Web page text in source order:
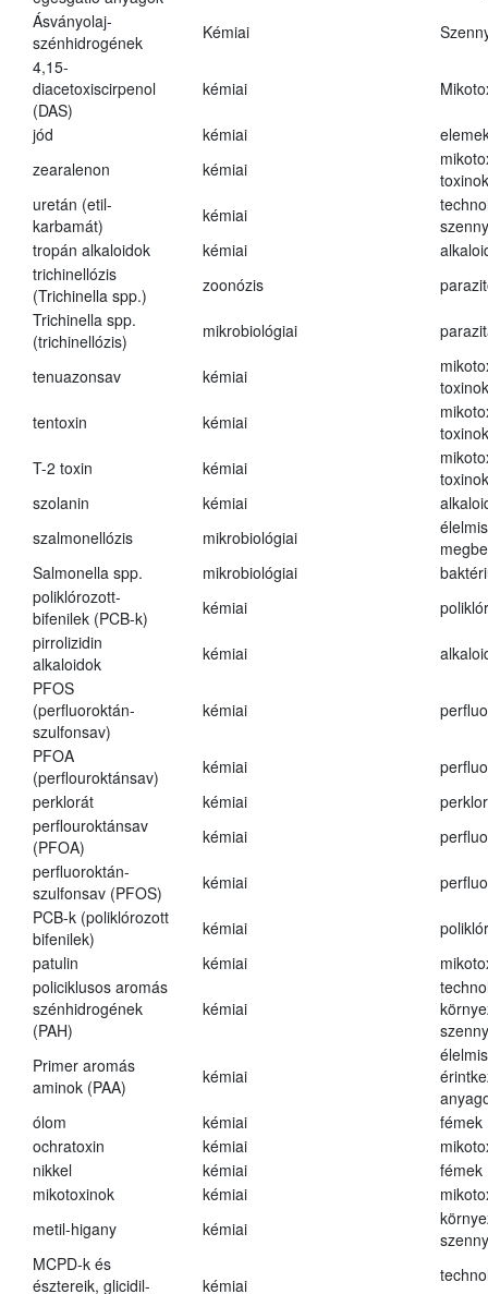
Ásványolaj-
szénhidrogének
Kémiai
4,15-
diacetoxiscirpenol
(DAS)
kémiai
jód kémiai
zearalenon
kémiai
toxinok
uretán (etil-
karbamát)
kémiai
tropán alkaloidok
kémiai
trichinellózis
(Trichinella spp.)
zoonózis
Trichinella spp.
(trichinellózis)
mikrobiológiai
tenuazonsav kémiai
toxinok
tentoxin
kémiai
toxinok
T-2 toxin
kémiai
toxinok
szolanin
kémiai
szalmonellózis
mikrobiológiai
Salmonella spp.
mikrobiológiai
poliklórozott-
bifenilek (PCB-k)
kémiai
pirrolizidin
alkaloidok
kémiai
PFOS
(perfluoroktán-
szulfonsav)
kémiai
PFOA
(perflouroktánsav)
kémiai
perklorát
kémiai
perflouroktánsav
(PFOA)
kémiai
perfluoroktán-
szulfonsav (PFOS)
kémiai
PCB-k (poliklórozott
bifenilek)
kémiai
patulin
kémiai
policiklusos aromás
szénhidrogének
(PAH)
kémiai
Primer aromás
aminok (PAA)
kémiai
ólom
kémiai
fémek
ochratoxin
kémiai
nikkel
kémiai
fémek
mikotoxinok
kémiai
metil-higany
kémiai
MCPD-k és
észtereik, glicidil-
kémiai